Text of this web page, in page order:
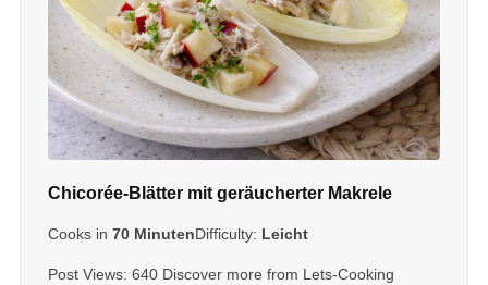
Chicorée-Blätter mit geräucherter Makrele
Cooks in 70 MinutenDifficulty: Leicht
Post Views: 640 Discover more from Lets-Cooking